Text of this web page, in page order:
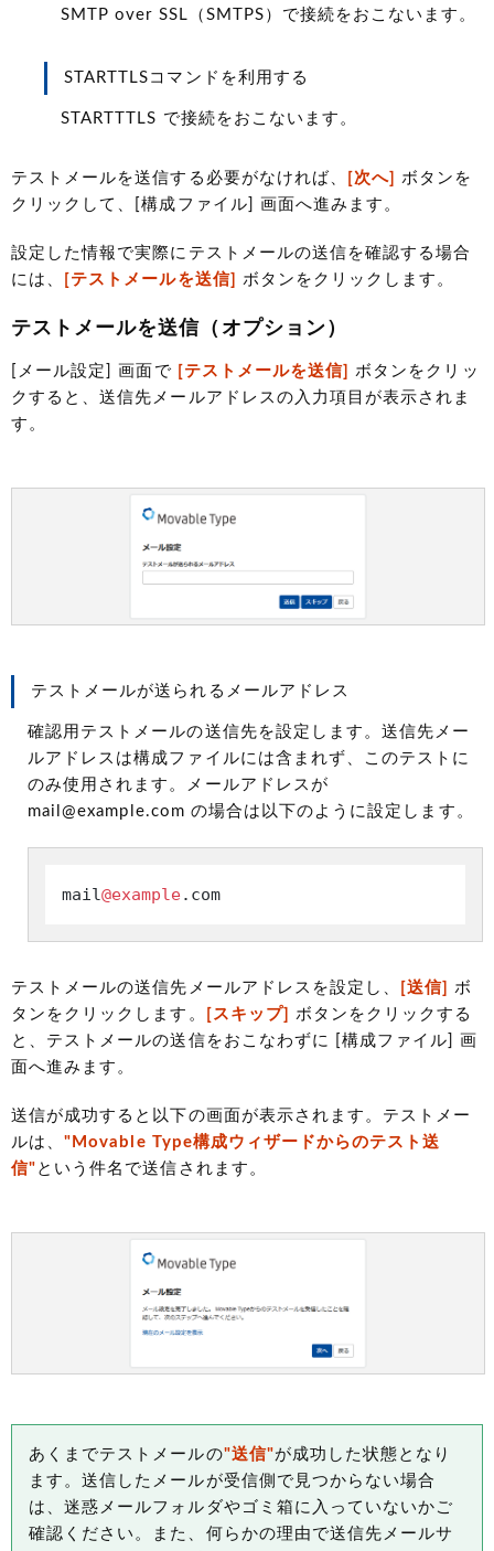
SMTP over SSL（SMTPS）で接続をおこないます。
STARTTLSコマンドを利用する
STARTTTLS で接続をおこないます。
テストメールを送信する必要がなければ、 [次へ] ボタンを
クリックして、[構成ファイル] 画面へ進みます。
設定した情報で実際にテストメールの送信を確認する場合
には、
[テストメールを送信] ボタンをクリックします。
テストメールを送信（オプション）
[メール設定] 画面で [テストメールを送信] ボタンをクリッ
クすると、送信先メールアドレスの入力項目が表示されま
す。
テストメールが送られるメールアドレス
確認用テストメールの送信先を設定します。送信先メー
ルアドレスは構成ファイルには含まれず、このテストに
のみ使用されます。メールアドレスが
mail@example.com の場合は以下のように設定します。
mail@example.com
テストメールの送信先メールアドレスを設定し、 [送信] ボ
タンをクリックします。
[スキップ] ボタンをクリックする
と、テストメールの送信をおこなわずに [構成ファイル] 画
面へ進みます。
送信が成功すると以下の画面が表示されます。テストメー
ルは、"Movable Type構成ウィザードからのテスト送
信" という件名で送信されます。
あくまでテストメールの"送信"が成功した状態となり
ます。送信したメールが受信側で見つからない場合
は、迷惑メールフォルダやゴミ箱に入っていないかご
確認ください。また、何らかの理由で送信先メールサ